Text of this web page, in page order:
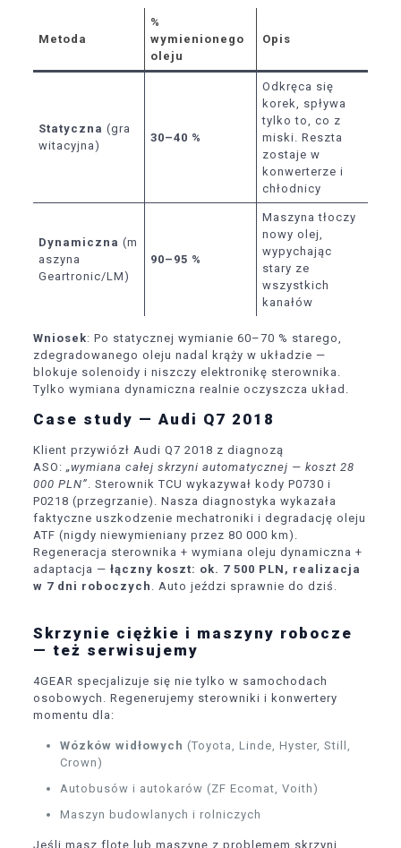
Metoda
%
wymienionego
oleju
Opis
Statyczna (gra
witacyjna)
30–40 %
Odkręca się
korek, spływa
tylko to, co z
miski. Reszta
zostaje w
konwerterze i
chłodnicy
Dynamiczna (m
aszyna
Geartronic/LM)
90–95 %
Maszyna tłoczy
nowy olej,
wypychając
stary ze
wszystkich
kanałów
Wniosek: Po statycznej wymianie 60–70 % starego,
zdegradowanego oleju nadal krąży w układzie —
blokuje solenoidy i niszczy elektronikę sterownika.
Tylko wymiana dynamiczna realnie oczyszcza układ.
Case study — Audi Q7 2018
Klient przywiózł Audi Q7 2018 z diagnozą
ASO: „wymiana całej skrzyni automatycznej — koszt 28
000 PLN”. Sterownik TCU wykazywał kody P0730 i
P0218 (przegrzanie). Nasza diagnostyka wykazała
faktyczne uszkodzenie mechatroniki i degradację oleju
ATF (nigdy niewymieniany przez 80 000 km).
Regeneracja sterownika + wymiana oleju dynamiczna +
adaptacja — łączny koszt: ok. 7 500 PLN, realizacja
w 7 dni roboczych . Auto jeździ sprawnie do dziś.
Skrzynie ciężkie i maszyny robocze
— też serwisujemy
4GEAR specjalizuje się nie tylko w samochodach
osobowych. Regenerujemy sterowniki i konwertery
momentu dla:
Wózków widłowych (Toyota, Linde, Hyster, Still,
Crown)
Autobusów i autokarów (ZF Ecomat, Voith)
Maszyn budowlanych i rolniczych
Jeśli masz flotę lub maszynę z problemem skrzyni